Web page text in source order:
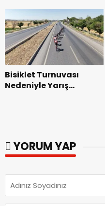
parkları ziyaret etti.
Bisiklet Turnuvası
Nedeniyle Yarış
YORUM YAP